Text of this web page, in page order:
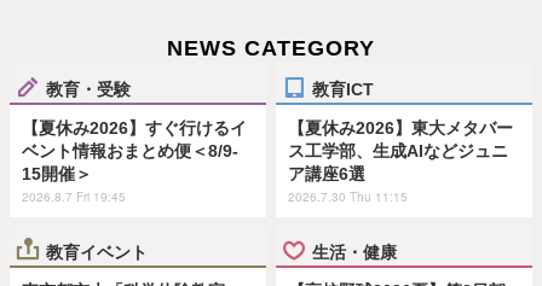
NEWS CATEGORY
教育・受験
【夏休み2026】すぐ行けるイ
ベント情報おまとめ便＜8/9-
15開催＞
2026.8.7 Fri 19:45
教育ICT
【夏休み2026】東大メタバー
ス工学部、生成AIなどジュニ
ア講座6選
2026.7.30 Thu 11:15
教育イベント 生活・健康